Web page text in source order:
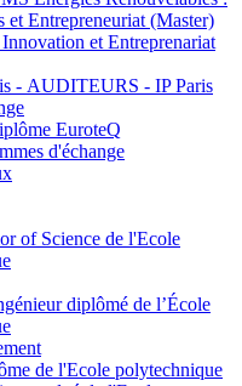
et Entrepreneuriat (Master)
et Entreprenariat
- AUDITEURS - IP Paris
EuroteQ
d'échange
of Science de l'Ecole
diplômé de l’École
de l'Ecole polytechnique